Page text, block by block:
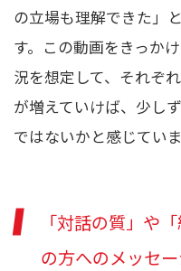
の立場も理解できた」
す。この動画をきっか
況を想定して、それぞ
が増えていけば、少し
ではないかと感じていま
「対話の質」や
の方へのメッセ